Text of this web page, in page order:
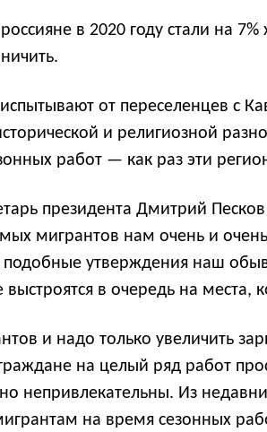
в 2020 году стали на
от переселенцев с
и религиозной
работ — как раз эти
президента Дмитрий
мигрантов нам очень и
подобные утверждения наш
в очередь на места,
и надо только увеличить
на целый ряд работ
непривлекательны. Из
на время сезонных